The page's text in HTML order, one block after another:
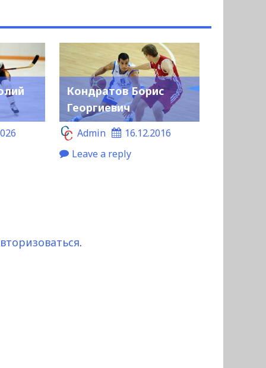
Кондратов Борис
Георгиевич
Admin
16.12.2016
Leave a reply
.